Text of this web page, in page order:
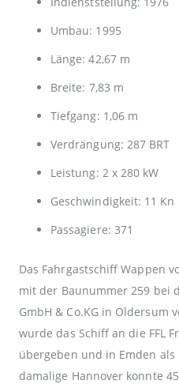
Umbau: 1995
Länge: 42,67 m
Breite: 7,83 m
Tiefgang: 1,06 m
Verdrängung: 287 BRT
Leistung: 2 x 280 kW
Geschwindigkeit: 11 Kn
Passagiere: 371
Das Fahrgastschiff Wappen
mit der Baunummer 259 bei
GmbH & Co.KG in Oldersum
wurde das Schiff an die FFL
übergeben und in Emden als
damalige Hannover konnte